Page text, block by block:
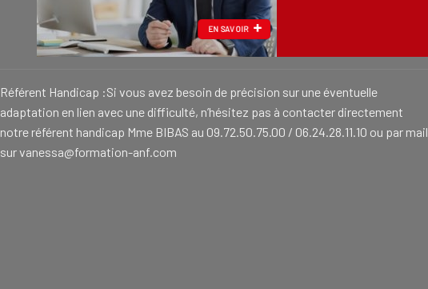
EN SAVOIR
Référent Handicap :Si vous avez besoin de précision sur une éventuelle
adaptation en lien avec une difficulté, n’hésitez pas à contacter directement
notre référent handicap Mme BIBAS au 09.72.50.75.00 / 06.24.28.11.10 ou par mail
sur vanessa@formation-anf.com